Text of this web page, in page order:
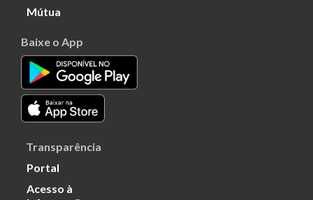
Mútua
Baixe o App
Transparência
Portal
Acesso à